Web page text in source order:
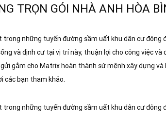
TRỌN GÓI NHÀ ANH HÒA
trong những tuyến đường sầm uất khu dân cư đông
và định cư tại vị trí này, thuận lợi cho công việc và
gắm cho Matrix hoàn thành sứ mệnh xây dựng và
các bạn tham khảo.
trong những tuyến đường sầm uất khu dân cư đông